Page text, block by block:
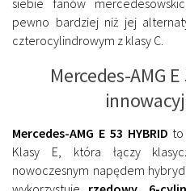
siebie fanów
pewno bardziej niż jej
czterocylindrowym z klasy C.
Mercedes-AMG
Mercedes-AMG E 53 HYBRID
Klasy E, która łączy
nowoczesnym napędem